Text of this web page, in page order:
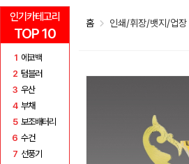
인기카테고리
TOP 10
1 에코백
2 텀블러
3 우산
4 부채
5 보조배터리
6 수건
7 선풍기
홈 인쇄/휘장/뱃지/업장